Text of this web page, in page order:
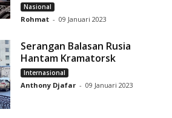
Nasional
Rohmat - 09 Januari 2023
Serangan Balasan Rusia
Hantam Kramatorsk
Internasional
Anthony Djafar - 09 Januari 2023